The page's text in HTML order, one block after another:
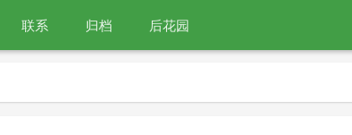
联系 归档 后花园